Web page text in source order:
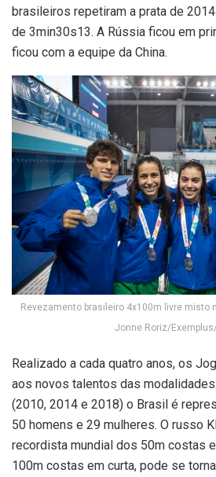
brasileiros repetiram a prata de
de 3min30s13. A Rússia ficou em
ficou com a equipe da China.
Revezamento brasileiro 4x100m livre misto
Jonne Roriz/
Realizado a cada quatro anos, os
aos novos talentos das
(2010, 2014 e 2018) o Brasil é
50 homens e 29 mulheres. O russo
recordista mundial dos 50m costas
100m costas em curta, pode se